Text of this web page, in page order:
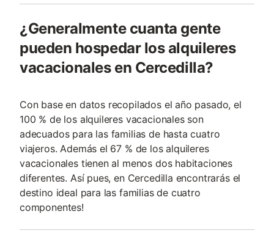
¿Generalmente cuanta gente
pueden hospedar los alquileres
vacacionales en Cercedilla?
Con base en datos recopilados el año pasado, el
100 % de los alquileres vacacionales son
adecuados para las familias de hasta cuatro
viajeros. Además el 67 % de los alquileres
vacacionales tienen al menos dos habitaciones
diferentes. Así pues, en Cercedilla encontrarás el
destino ideal para las familias de cuatro
componentes!